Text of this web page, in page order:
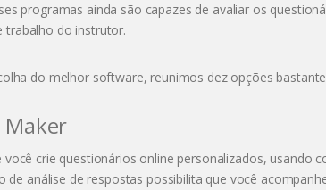
programas ainda são capazes de avaliar os
trabalho do instrutor.
do melhor software, reunimos dez opções
Maker
você crie questionários online personalizados, usando
de análise de respostas possibilita que você